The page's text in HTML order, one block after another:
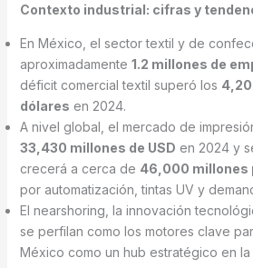
Contexto industrial: cifras y
En México, el sector textil y de
aproximadamente 1.2 millones de
déficit comercial textil superó los
dólares en 2024.
A nivel global, el mercado de
33,430 millones de USD en 2024 y
crecerá a cerca de 46,000 millones
por automatización, tintas UV y
El nearshoring, la innovación
se perfilan como los motores clave
México como un hub estratégico en